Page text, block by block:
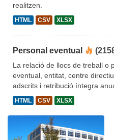
realitzen.
HTML CSV XLSX
Personal eventual
La relació de llocs de treball o
eventual, entitat, centre
adscrits i retribució íntegra
HTML CSV XLSX